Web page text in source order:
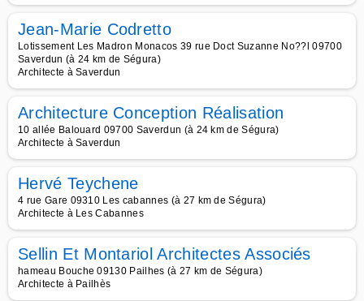
Jean-Marie Codretto
Lotissement Les Madron Monacos 39 rue Doct Suzanne No??l 09700
Saverdun (à 24 km de Ségura)
Architecte à Saverdun
Architecture Conception Réalisation
10 allée Balouard 09700 Saverdun (à 24 km de Ségura)
Architecte à Saverdun
Hervé Teychene
4 rue Gare 09310 Les cabannes (à 27 km de Ségura)
Architecte à Les Cabannes
Sellin Et Montariol Architectes Associés
hameau Bouche 09130 Pailhes (à 27 km de Ségura)
Architecte à Pailhès